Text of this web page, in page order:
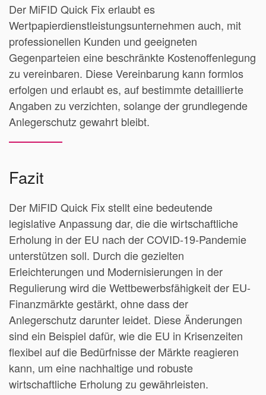
Der MiFID Quick Fix erlaubt es
Wertpapierdienstleistungsunternehmen auch, mit
professionellen Kunden und geeigneten
Gegenparteien eine beschränkte Kostenoffenlegung
zu vereinbaren. Diese Vereinbarung kann formlos
erfolgen und erlaubt es, auf bestimmte detaillierte
Angaben zu verzichten, solange der grundlegende
Anlegerschutz gewahrt bleibt.
Fazit
Der MiFID Quick Fix stellt eine bedeutende
legislative Anpassung dar, die die wirtschaftliche
Erholung in der EU nach der COVID-19-Pandemie
unterstützen soll. Durch die gezielten
Erleichterungen und Modernisierungen in der
Regulierung wird die Wettbewerbsfähigkeit der EU-
Finanzmärkte gestärkt, ohne dass der
Anlegerschutz darunter leidet. Diese Änderungen
sind ein Beispiel dafür, wie die EU in Krisenzeiten
flexibel auf die Bedürfnisse der Märkte reagieren
kann, um eine nachhaltige und robuste
wirtschaftliche Erholung zu gewährleisten.